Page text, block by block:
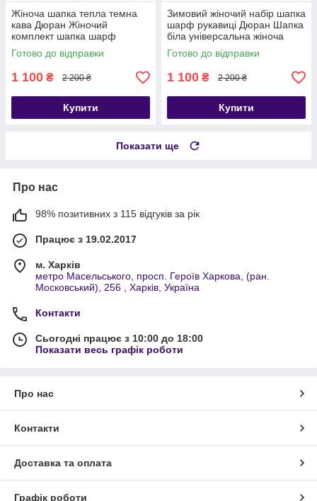
Жіноча шапка тепла темна
кава Дюран Жіночий
комплект шапка шарф
рукавиці
Готово до відправки
1 100 ₴ 2 200 ₴
Купити
Зимовий жіночий набір шапка
шарф рукавиці Дюран Шапка
біла універсальна жіноча
Готово до відправки
1 100 ₴ 2 200 ₴
Купити
Показати ще
Про нас
98% позитивних з 115 відгуків за рік
Працює з 19.02.2017
м. Харків
метро Масельського, просп. Героїв Харкова, (ран.
Московський), 256 , Харків, Україна
Контакти
Сьогодні працює з 10:00 до 18:00
Показати весь графік роботи
Про нас
Контакти
Доставка та оплата
Графік роботи